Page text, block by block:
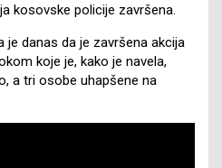
kosovske policije završena.
danas da je završena akcija
koje je, kako je navela,
a tri osobe uhapšene na